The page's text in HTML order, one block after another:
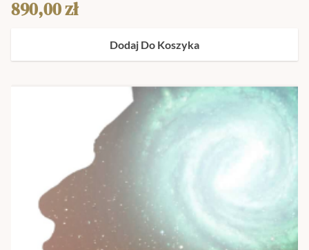
890,00zł
Dodaj Do Koszyka